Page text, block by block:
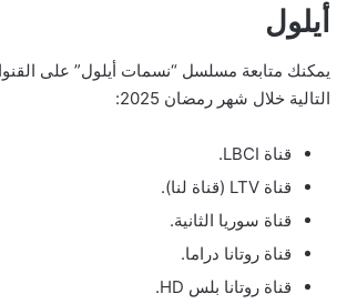
أيلول
يمكنك متابعة مسلسل “نسمات أيلول” على
التالية خلال شهر رمضان 2025:
قناة LBCI.
قناة LTV (قناة لنا).
قناة سوريا الثانية.
قناة روتانا دراما.
قناة روتانا بلس HD.